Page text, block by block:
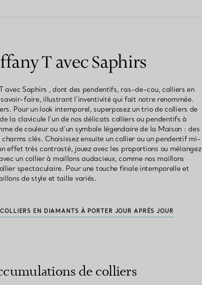
T avec Saphirs
avec Saphirs , dont des pendentifs, ras-de-cou, colliers en
faire, illustrant l’inventivité qui fait notre renommée.
Pour un look intemporel, superposez un trio de colliers de
la clavicule l’un de nos délicats colliers ou pendentifs à
de couleur ou d’un symbole légendaire de la Maison : des
clés. Choisissez ensuite un collier ou un pendentif mi-
effet très contrasté, jouez avec les proportions ou mélangez
un collier à maillons audacieux, comme nos maillons
spectaculaire. Pour une touche finale intemporelle et
de style et taille variés.
COLLIERS EN DIAMANTS À PORTER JOUR APRÈS JOUR
de colliers